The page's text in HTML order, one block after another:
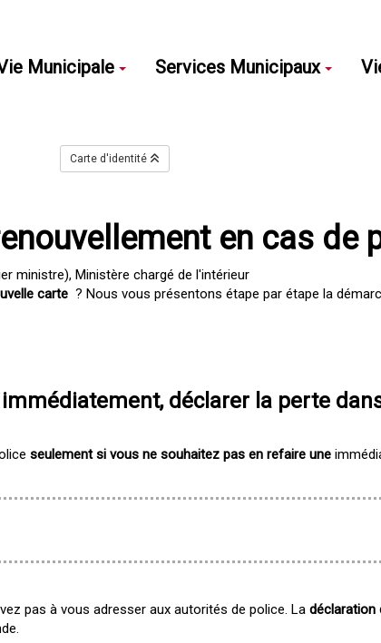
Municipale Services Municipaux
Carte d'identité
en cas de
ministre), Ministère chargé de l'intérieur
carte ? Nous vous présentons étape par étape la
déclarer la perte
seulement si vous ne souhaitez pas en refaire une
pas à vous adresser aux autorités de police. Ladéclaration